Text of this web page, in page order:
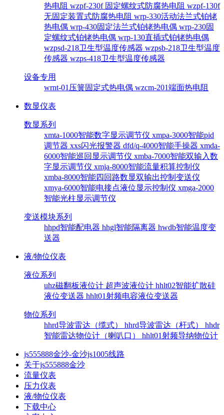
热电阻 wzpf-230f 固定螺纹式防腐热电阻 wzpf-130f
无固定装置式防腐热电阻 wrp-330活动法兰式铂铑
热电偶 wrp-430固定法兰式铂铑热电偶 wrp-230固
定螺纹式铂铑热电偶 wrp-130直插式铂铑热电偶
wzpsd-218卫生型温度传感器 wzpsb-218卫生型温度
传感器 wzps-418卫生型温度传感器
设备专用
wrnt-01压簧固定式热电偶 wzcm-201端面热电阻
数显仪表
数显系列
xmta-1000智能数字显示调节仪 xmpa-3000智能pid
调节器 xxs闪光报警器 dfd/q-4000智能手操器 xmda-
6000智能巡回显示调节仪 xmba-7000智能双输入数
字显示调节仪 xmja-8000智能流量积算控制仪
xmba-8000智能四回路数显双输出控制变送仪
xmya-6000智能电接点液位显示控制仪 xmga-2000
智能光柱显示调节仪
变送模块系列
hhpd智能配电器 hhgl智能隔离器 hwdb智能温度变
送器
液/物位仪表
液位系列
uhz磁翻板液位计 超声波液位计 hhlt02智能扩散硅
液位变送器 hhlt01射频电容液位变送器
物位系列
hhrd导波雷达（缆式） hhrd导波雷达（杆式） hhdr
智能雷达物位计（喇叭口） hhlt01射频导纳物位计
js555888金沙-金沙js1005线路
关于js555888金沙
流量仪表
压力仪表
液/物位仪表
下载中心